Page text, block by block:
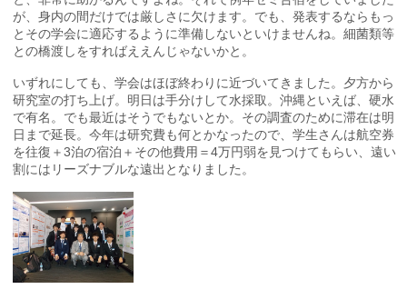
が、身内の間だけでは厳しさに欠けます。でも、発表するならもっ
とその学会に適応するように準備しないといけませんね。細菌類等
との橋渡しをすればええんじゃないかと。
いずれにしても、学会はほぼ終わりに近づいてきました。夕方から
研究室の打ち上げ。明日は手分けして水採取。沖縄といえば、硬水
で有名。でも最近はそうでもないとか。その調査のために滞在は明
日まで延長。今年は研究費も何とかなったので、学生さんは航空券
を往復＋3泊の宿泊＋その他費用＝4万円弱を見つけてもらい、遠い
割にはリーズナブルな遠出となりました。